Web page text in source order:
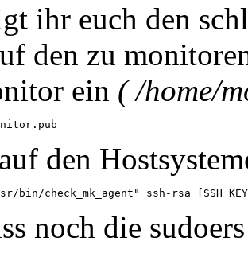
ihr euch den
den zu
ein ( /home/
den
bin/check_mk_agent" ssh-rsa [SSH KEY
noch die